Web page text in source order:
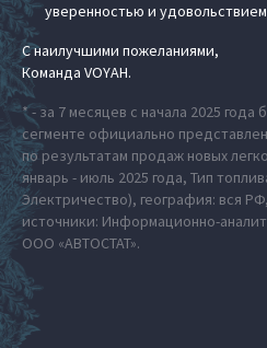
уверенностью и
С наилучшими пожеланиями,
Команда VOYAH.
* - за 7 месяцев с начала 2025 года
сегменте официально
по результатам продаж новых
январь - июль 2025 года, Тип
Электричество), география: вся РФ,
источники: Информационно-
ООО «АВТОСТАТ».